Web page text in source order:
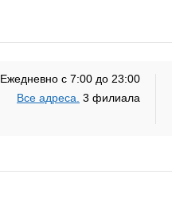
Ежедневно с 7:00 до 23:00
Все адреса. 3 филиала